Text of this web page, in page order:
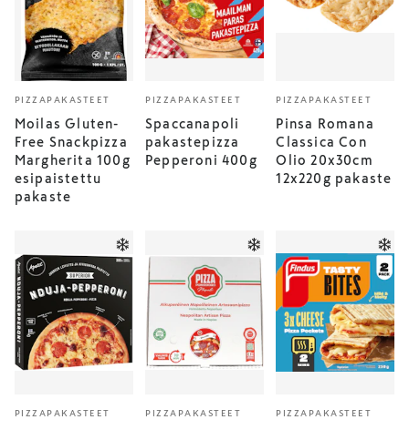
PIZZAPAKASTEET
Moilas Gluten-
Free Snackpizza
Margherita 100g
esipaistettu
pakaste
PIZZAPAKASTEET
Spaccanapoli
pakastepizza
Pepperoni 400g
PIZZAPAKASTEET
Pinsa Romana
Classica Con
Olio 20x30cm
12x220g pakaste
PIZZAPAKASTEET PIZZAPAKASTEET PIZZAPAKASTEET